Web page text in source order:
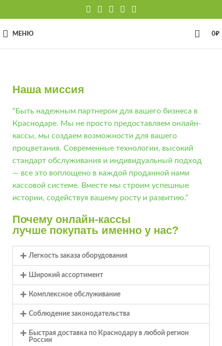
МЕНЮ 0₽
Наша миссия
“Быть надежным партнером для вашего бизнеса в
Краснодаре. Мы не просто предоставляем онлайн-
кассы, мы создаем возможности для вашего
процветания. Современные технологии, высокий
стандарт обслуживания и индивидуальный подход
— все это воплощено в каждой проданной нами
кассовой системе. Вместе мы строим успешные
истории, содействуя вашему росту и развитию.”
Почему онлайн-кассы
лучше покупать именно у нас?
Легкость заказа оборудования
Широкий ассортимент
Комплексное обслуживание
Соблюдение законодательства
Быстрая доставка по Краснодару в любой регион
России